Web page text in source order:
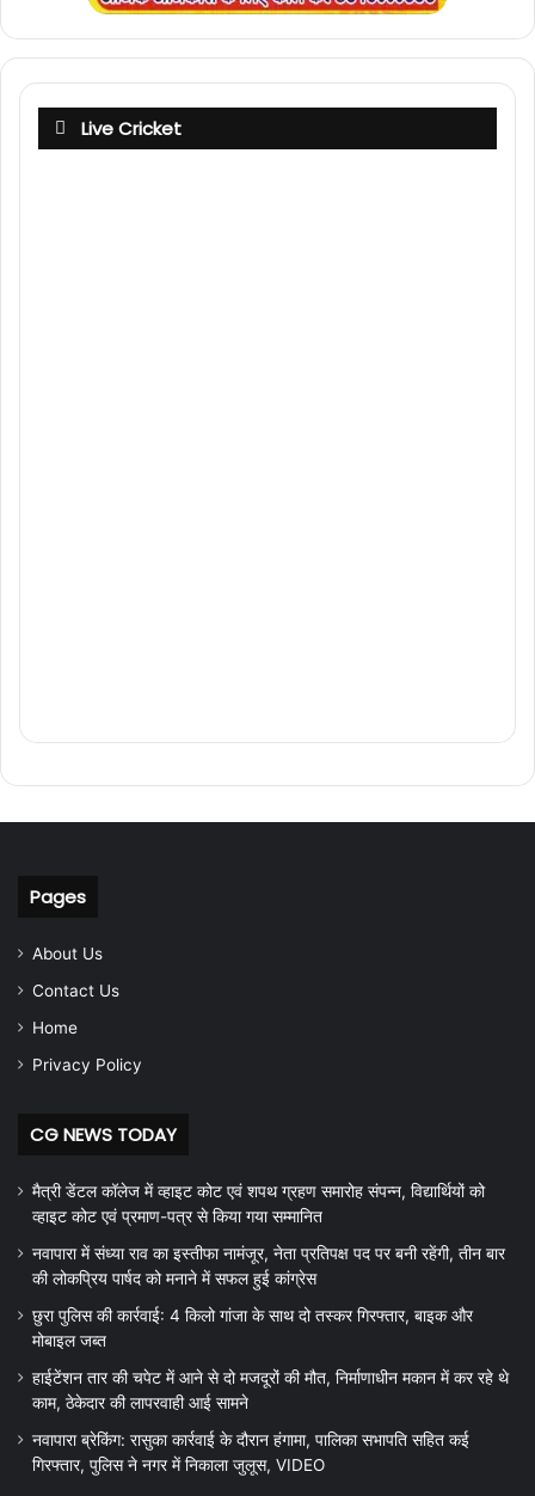
Live Cricket
Pages
About Us
Contact Us
Home
Privacy Policy
CG NEWS TODAY
मैत्री डेंटल कॉलेज में व्हाइट कोट एवं शपथ ग्रहण समारोह संपन्न, विद्यार्थियों को
व्हाइट कोट एवं प्रमाण-पत्र से किया गया सम्मानित
नवापारा में संध्या राव का इस्तीफा नामंजूर, नेता प्रतिपक्ष पद पर बनी रहेंगी, तीन बार
की लोकप्रिय पार्षद को मनाने में सफल हुई कांग्रेस
छुरा पुलिस की कार्रवाई: 4 किलो गांजा के साथ दो तस्कर गिरफ्तार, बाइक और
मोबाइल जब्त
हाईटेंशन तार की चपेट में आने से दो मजदूरों की मौत, निर्माणाधीन मकान में कर रहे थे
काम, ठेकेदार की लापरवाही आई सामने
नवापारा ब्रेकिंग: रासुका कार्रवाई के दौरान हंगामा, पालिका सभापति सहित कई
गिरफ्तार, पुलिस ने नगर में निकाला जुलूस, VIDEO